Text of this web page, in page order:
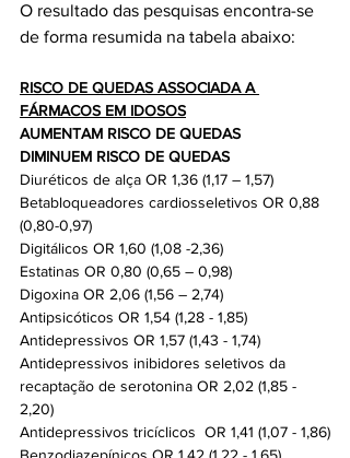
O resultado das pesquisas encontra-se
RISCO DE QUEDAS ASSOCIADA A
FÁRMACOS EM IDOSOS
AUMENTAM RISCO DE QUEDAS
DIMINUEM RISCO DE QUEDAS
Diuréticos de alça OR 1,36 (1,17 – 1,57)
Betabloqueadores cardiosseletivos OR 0,88
(0,80-0,97)
Digitálicos OR 1,60 (1,08 -2,36)
Estatinas OR 0,80 (0,65 – 0,98)
Digoxina OR 2,06 (1,56 – 2,74)
Antipsicóticos OR 1,54 (1,28 - 1,85)
Antidepressivos OR 1,57 (1,43 - 1,74)
Antidepressivos inibidores seletivos da
recaptação de serotonina OR 2,02 (1,85 -
2,20)
Antidepressivos tricíclicos  OR 1,41 (1,07 - 1,86)